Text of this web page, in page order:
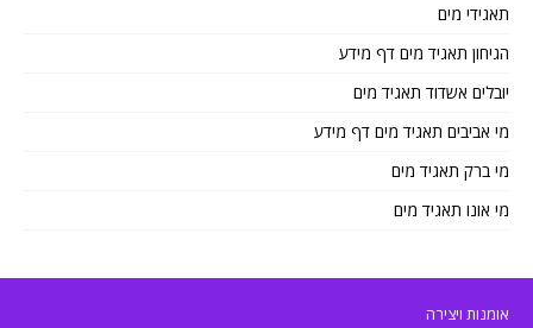
תאגידי מים
הגיחון תאגיד מים דף מידע
יובלים אשדוד תאגיד מים
מי אביבים תאגיד מים דף מידע
מי ברק תאגיד מים
מי אונו תאגיד מים
אומנות ויצירה